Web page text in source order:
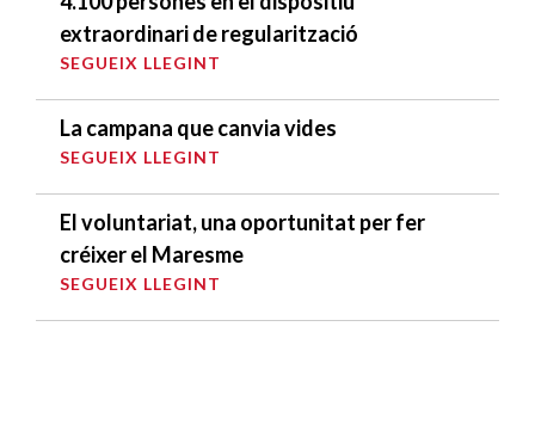
extraordinari de regularització
SEGUEIX LLEGINT
La campana que canvia vides
SEGUEIX LLEGINT
El voluntariat, una oportunitat per fer
créixer el Maresme
SEGUEIX LLEGINT